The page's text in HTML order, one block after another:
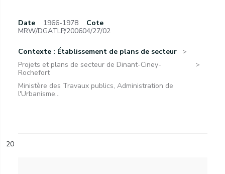
Date 1966-1978
Cote
MRW/DGATLP/200604/27/02
Contexte : Établissement de plans de secteur
Projets et plans de secteur de Dinant-Ciney-
Rochefort
Ministère des Travaux publics, Administration de
l'Urbanisme...
20